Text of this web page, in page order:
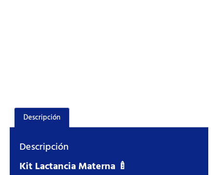
Descripción
Descripción
Kit Lactancia Materna 🍼